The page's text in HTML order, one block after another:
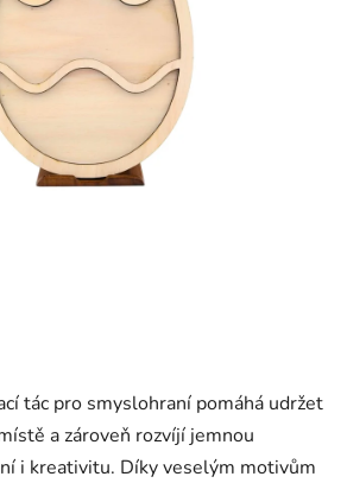
tác pro smyslohraní pomáhá udržet
a zároveň rozvíjí jemnou
i kreativitu. Díky veselým motivům